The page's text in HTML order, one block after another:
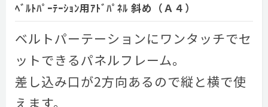
ﾍﾞﾙﾄﾊﾟｰﾃｰｼｮﾝ用ｱﾄﾞﾊﾟﾈﾙ 斜め（Ａ４）
ベルトパーテーションにワンタッチでセ
ットできるパネルフレーム。
差し込み口が2方向あるので縦と横で使
えます。